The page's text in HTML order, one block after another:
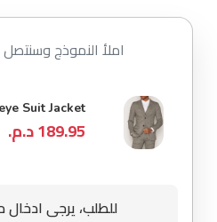
املأ النموذج
Suit Jacket
189.95 د.م.
للطلب، يرجى